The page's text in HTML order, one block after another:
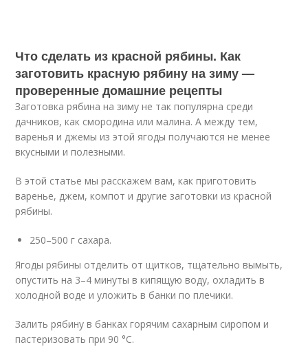
Что сделать из красной рябины. Как
заготовить красную рябину на зиму —
проверенные домашние рецепты
Заготовка рябина на зиму не так популярна среди
дачников, как смородина или малина. А между тем,
варенья и джемы из этой ягоды получаются не менее
вкусными и полезными.
В этой статье мы расскажем вам, как приготовить
варенье, джем, компот и другие заготовки из красной
рябины.
250–500 г сахара.
Ягоды рябины отделить от щитков, тщательно вымыть,
опустить на 3–4 минуты в кипящую воду, охладить в
холодной воде и уложить в банки по плечики.
Залить рябину в банках горячим сахарным сиропом и
пастеризовать при 90 °C.